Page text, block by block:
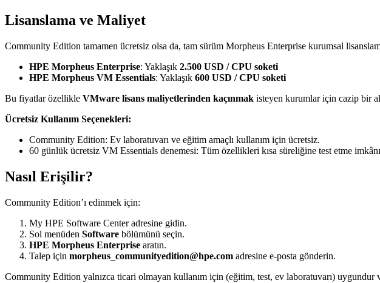
Lisanslama ve Maliyet
Community Edition tamamen ücretsiz olsa da, tam sürüm Morpheus Enterprise kurumsal
HPE Morpheus Enterprise: Yaklaşık 2.500 USD / CPU soketi
HPE Morpheus VM Essentials: Yaklaşık 600 USD / CPU soketi
Bu fiyatlar özellikle VMware lisans maliyetlerinden kaçınmak isteyen kurumlar için cazip bir
Ücretsiz Kullanım Seçenekleri:
Community Edition: Ev laboratuvarı ve eğitim amaçlı kullanım için ücretsiz.
60 günlük ücretsiz VM Essentials denemesi: Tüm özellikleri kısa süreliğine test etme
Nasıl Erişilir?
Community Edition’ı edinmek için:
My HPE Software Centeradresine gidin.
Sol menüden Software bölümünü seçin.
HPE Morpheus Enterprise aratın.
Talep için morpheus_communityedition@hpe.com adresine e-posta gönderin.
Community Edition yalnızca ticari olmayan kullanım için (eğitim, test, ev laboratuvarı) uygundur